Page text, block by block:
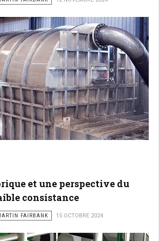
et une perspective du
consistance
FAIRBANK 15 OCTOBRE 2024